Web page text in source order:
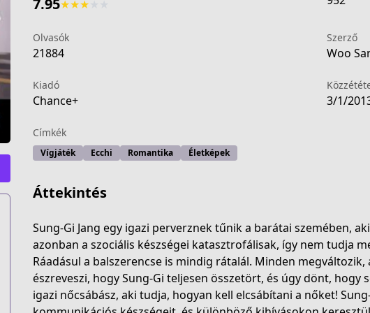
eff5-4491-8abb-b529fa803b59
7.95★★★
Olvasók
21884
Szerző
Woo
Kiadó
Chance+ 3/1/
Címkék
Vígjáték Ecchi Romantika Életképek
Áttekintés
Sung-Gi Jang egy igazi perverznek tűnik a barátai szemében,
azonban a szociális készségei katasztrofálisak, így nem tudja
Ráadásul a balszerencse is mindig rátalál. Minden megváltozik,
észreveszi, hogy Sung-Gi teljesen összetört, és úgy dönt, hogy
igazi nőcsábász, aki tudja, hogyan kell elcsábítani a nőket!